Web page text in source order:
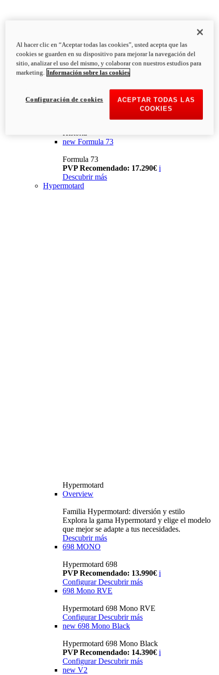
Historia
new Formula 73
Formula 73
PVP Recomendado: 17.290€ i
Descubrir más
Hypermotard
Hypermotard
Overview
Familia Hypermotard: diversión y estilo
Explora la gama Hypermotard y elige el modelo
que mejor se adapte a tus necesidades.
Descubrir más
698 MONO
Hypermotard 698
PVP Recomendado: 13.990€ i
ConfigurarDescubrir más
698 Mono RVE
Hypermotard 698 Mono RVE
Configurar Descubrir más
new 698 Mono Black
Hypermotard 698 Mono Black
PVP Recomendado: 14.390€ i
Configurar Descubrir más
new V2
Al hacer clic en “Aceptar todas las cookies”, usted acepta que las
cookies se guarden en su dispositivo para mejorar la navegación del
sitio, analizar el uso del mismo, y colaborar con nuestros estudios para
marketing. Información sobre las cookies
ACEPTAR TODAS LAS
COOKIES
Configuración de cookies